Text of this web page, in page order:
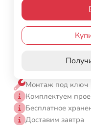
Монтаж под ключ
Комплектуем
Бесплатное
Доставим завтра